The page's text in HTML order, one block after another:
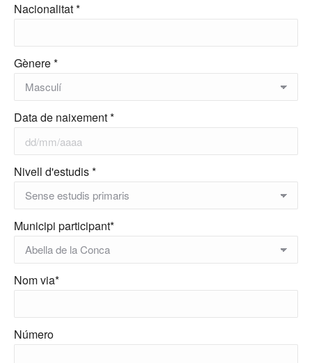
Nacionalitat *
Gènere *
Data de naixement *
Nivell d'estudis *
Municipi participant*
Nom via*
Número